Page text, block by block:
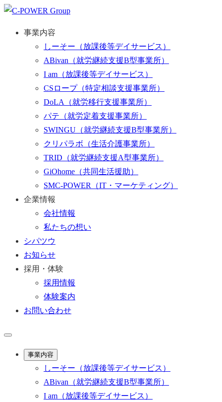
事業内容
しーそー （放課後等デイサービス）
ABivan （就労継続支援B型事業所）
I am （放課後等デイサービス）
CSロープ（特定相談支援事業所）
DoLA
（就労移行支援事業所）
パテ （就労定着支援事業所）
SWINGU （就労継続支援B型事業所）
クリパラボ （生活介護事業所）
TRID （就労継続支援A型事業所）
GiOhome （共同生活援助）
SMC-POWER
（IT・マーケティング）
企業情報
会社情報
私たちの想い
シパツウ
お知らせ
採用・体験
採用情報
体験案内
お問い合わせ
事業内容
しーそー （放課後等デイサービス）
ABivan （就労継続支援B型事業所）
I am （放課後等デイサービス）